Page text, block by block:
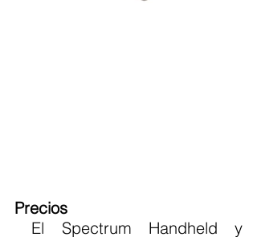
Precios